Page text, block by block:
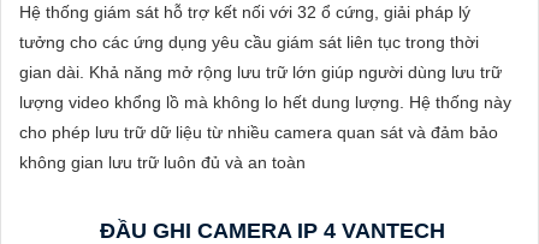
VẤN
DỊCH
VỤ
trường khác nhau.
Hệ thống giám sát hỗ trợ kết nối với 32 ổ cứng, giải pháp lý
tưởng cho các ứng dụng yêu cầu giám sát liên tục trong thời
gian dài. Khả năng mở rộng lưu trữ lớn giúp người dùng lưu trữ
lượng video khổng lồ mà không lo hết dung lượng. Hệ thống này
cho phép lưu trữ dữ liệu từ nhiều camera quan sát và đảm bảo
không gian lưu trữ luôn đủ và an toàn
ĐẦU GHI CAMERA IP 4 VANTECH